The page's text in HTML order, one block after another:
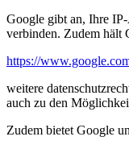
Google gibt an, Ihre
verbinden. Zudem hält
https://
weitere
auch zu den
Zudem bietet Google